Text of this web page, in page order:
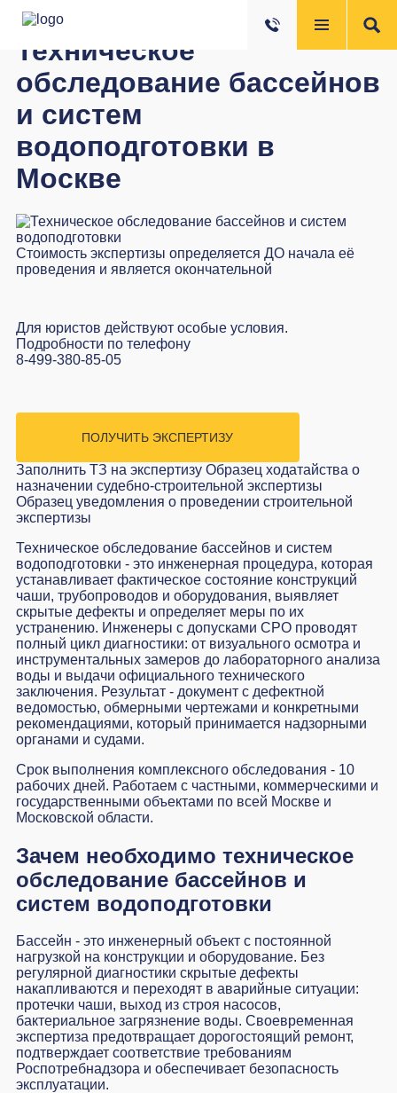
Техническое
обследование бассейнов
и систем
водоподготовки в
Москве
Стоимость экспертизы определяется ДО начала её
проведения и является окончательной
Для юристов действуют особые условия.
Подробности по телефону
8-499-380-85-05
ПОЛУЧИТЬ ЭКСПЕРТИЗУ
Заполнить ТЗ на экспертизу Образец ходатайства о
назначении судебно-строительной экспертизы
Образец уведомления о проведении строительной
экспертизы
Техническое обследование бассейнов и систем
водоподготовки - это инженерная процедура, которая
устанавливает фактическое состояние конструкций
чаши, трубопроводов и оборудования, выявляет
скрытые дефекты и определяет меры по их
устранению. Инженеры с допусками СРО проводят
полный цикл диагностики: от визуального осмотра и
инструментальных замеров до лабораторного анализа
воды и выдачи официального технического
заключения. Результат - документ с дефектной
ведомостью, обмерными чертежами и конкретными
рекомендациями, который принимается надзорными
органами и судами.
Срок выполнения комплексного обследования - 10
рабочих дней. Работаем с частными, коммерческими и
государственными объектами по всей Москве и
Московской области.
Зачем необходимо техническое
обследование бассейнов и
систем водоподготовки
Бассейн - это инженерный объект с постоянной
нагрузкой на конструкции и оборудование. Без
регулярной диагностики скрытые дефекты
накапливаются и переходят в аварийные ситуации:
протечки чаши, выход из строя насосов,
бактериальное загрязнение воды. Своевременная
экспертиза предотвращает дорогостоящий ремонт,
подтверждает соответствие требованиям
Роспотребнадзора и обеспечивает безопасность
эксплуатации.